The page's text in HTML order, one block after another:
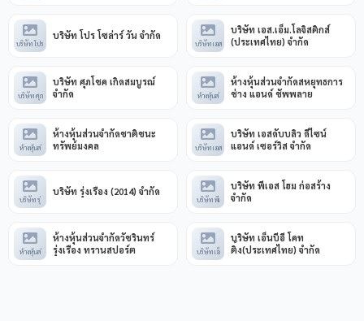
บริษัท โปร
บริษัท โปร โซล่าร์ วัน จำกัด
บริษัท เอส
บริษัท เอส.เอ็ม.โลจิสติกส์
(ประเทศไทย) จำกัด
บริษัท ศุภ
บริษัท ศุภโชค เกิดสมบูรณ์
จำกัด
ห้างหุ้นส่
ห้างหุ้นส่วนจำกัดสหยุทธการ
ช่าง แอนด์ ชัพพลาย
ห้างหุ้นส่
ห้างหุ้นส่วนจำกัดชาติชนะ
ทรัพย์มงคล
บริษัท เอส
บริษัท เอสดับบลิว ดีไซน์
แอนด์ เซอร์วิส จำกัด
บริษัท รุ่
บริษัท รุ่งเรือง (2014) จำกัด
บริษัท พีเ
บริษัท พีเอส โฮม ก่อสร้าง
จำกัด
ห้างหุ้นส่
ห้างหุ้นส่วนจำกัดวัชรินทร์
รุ่งเรือง ทรานสปอร์ต
บริษัท เอ็
บริษัท เอ็นบีอี โคท
ติ้ง(ประเทศไทย) จำกัด